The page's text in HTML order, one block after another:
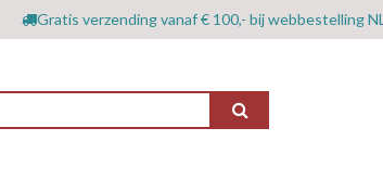
Gratis verzending vanaf € 100,- bij webbestelling NL